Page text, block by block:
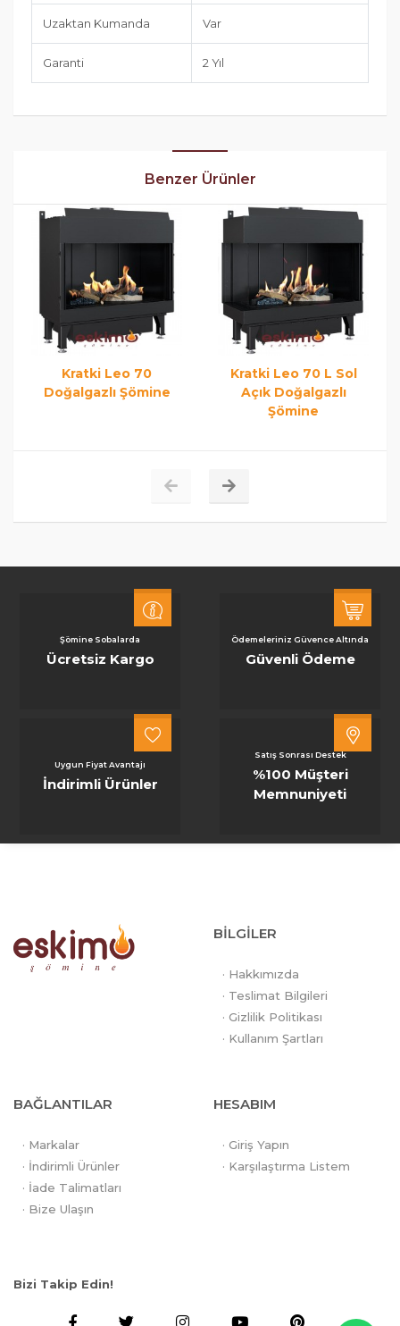
Uzaktan Kumanda Var
Garanti 2 Yıl
Benzer Ürünler
Kratki Leo 70
Doğalgazlı Şömine
Kratki Leo 70 L Sol
Açık Doğalgazlı
Şömine
Şömine Sobalarda
Ücretsiz Kargo
Ödemeleriniz Güvence Altında
Güvenli Ödeme
Uygun Fiyat Avantajı
İndirimli Ürünler
Satış Sonrası Destek
%100 Müşteri
Memnuniyeti
BİLGİLER
· Hakkımızda
· Teslimat Bilgileri
· Gizlilik Politikası
· Kullanım Şartları
BAĞLANTILAR
· Markalar
· İndirimli Ürünler
· İade Talimatları
· Bize Ulaşın
HESABIM
· Giriş Yapın
· Karşılaştırma Listem
Bizi Takip Edin!